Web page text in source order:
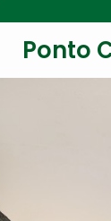
Ponto